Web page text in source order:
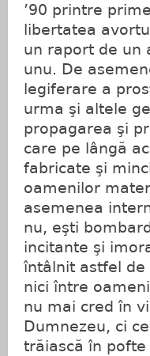
’90 printre
libertatea
un raport de un
unu. De
legiferare a
urma şi altele
propagarea şi
care pe lângă
fabricate şi
oamenilor
asemenea
nu, eşti
incitante şi
întâlnit astfel de
nici între
nu mai cred în
Dumnezeu, ci
trăiască în pofte